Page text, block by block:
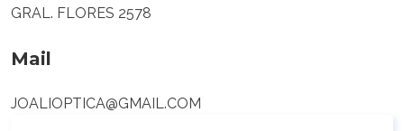
GRAL. FLORES 2578
Mail
JOALIOPTICA@GMAIL.COM